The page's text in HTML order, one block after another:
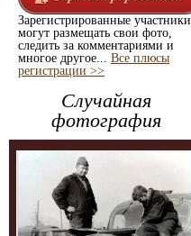
Зарегистрированные участники
могут размещать свои фото,
следить за комментариями и
многое другое... Все плюсы
регистрации >>
Случайная
фотография